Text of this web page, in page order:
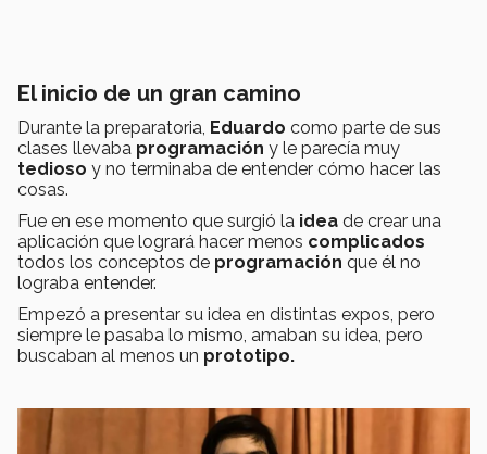
El inicio de un gran camino
Durante la preparatoria, Eduardo como parte de sus
clases llevaba programación y le parecía muy
tedioso y no terminaba de entender cómo hacer las
cosas.
Fue en ese momento que surgió la idea de crear una
aplicación que logrará hacer menos complicados
todos los conceptos de programación que él no
lograba entender.
Empezó a presentar su idea en distintas expos, pero
siempre le pasaba lo mismo, amaban su idea, pero
buscaban al menos un prototipo.